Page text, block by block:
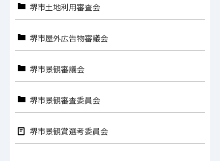
堺市土地利用審査会
堺市屋外広告物審議会
堺市景観審議会
堺市景観審査委員会
堺市景観賞選考委員会